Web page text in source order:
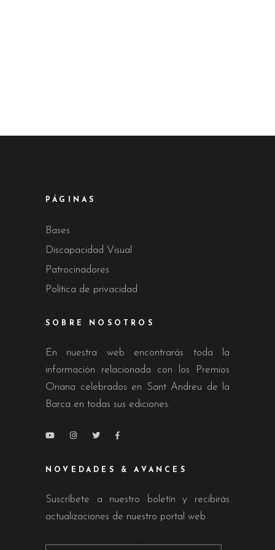
PÁGINAS
Bases
Discapacidad Visual
Patrocinadores
Política de privacidad
SOBRE NOSOTROS
En nuestra web encontrarás toda la
información relacionada con los Premios
Oriana celebrados en Sant Andreu de la
Barca en todas sus ediciones.
NOVEDADES & AVANCES
Suscríbete a nuestro boletín y recibirás
actualizaciones de nuestro portal web